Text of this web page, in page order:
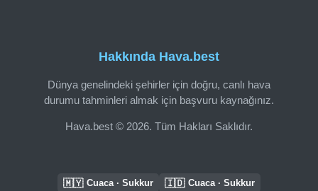
Hakkında Hava.best
Dünya genelindeki şehirler için doğru, canlı hava
durumu tahminleri almak için başvuru kaynağınız.
Hava.best © 2026. Tüm Hakları Saklıdır.
🇲🇾 Cuaca · Sukkur 🇮🇩 Cuaca · Sukkur